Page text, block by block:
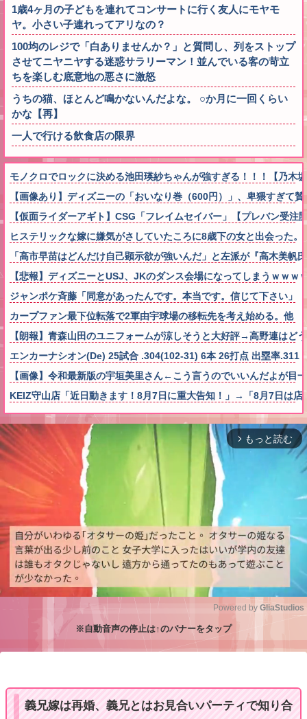
1歳4ヶ月の子どもを連れてコンサートに行く友人にモヤモ
ヤ。小さい子連れってアリなの？
100均のレジで「白ありませんか？」と質問し、列をストップ
させてニヤニヤする迷惑サラリーマン！並んでいる客の苛立
ちを楽しむ底意地の悪さに激怒
うちの猫、ほとんど鳴かないんだよな。 ○か月に一回くらい
かな【再】
一人で行ける飲食店の限界
モノクロでロックに決める池田瑛紗ちゃんが強すぎる！！！【乃木
【画像あり】ディズニーの「おいなり巻（600円）」、卑猥すぎて
【仮面ライダーアギト】CSG「フレイムセイバー」【プレバン受注
ヒステリックな嫁に嫌気がさしていたころに8歳下の女と出会っ
「高市早苗はどんだけ自己顕示欲が強いんだ」と左派が『高木美
【悲報】ディズニーとUSJ、JKのダンス会場になってしまうｗｗｗ
ジャンポケ斉藤「同意があったんです。本当です。信じて下さい
カープファン最下位転落で2軍由宇球場の移転先を考え始める。他
【朗報】青森山田のユニフォームが涼しそうと大好評→高野連はど
エンカーナシオン(De) 25試合 .304(102-31) 6本 26打点 出塁率.311
【画像】令和最新版の宇垣美里さん←こう言うのでいいんだよが
KEIZ守山店「近日動きます！8月7日に重大告知！」→「8月7日は店
arrow_forward_ios もっと読む
Powered by GliaStudios
※自動音声の停止は↑のバナーをタップ
義兄嫁は再婚、義兄とはお見合いパーティで知り合